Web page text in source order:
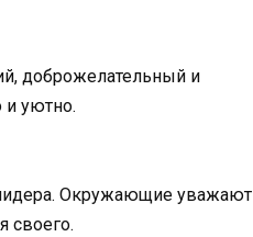
доброжелательный и
и уютно.
лидера. Окружающие уважают
своего.